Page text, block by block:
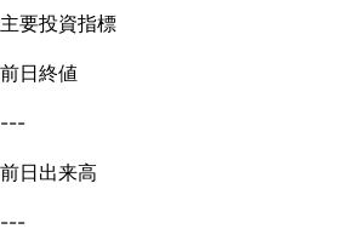
主要投資指標
前日終値
---
前日出来高
---